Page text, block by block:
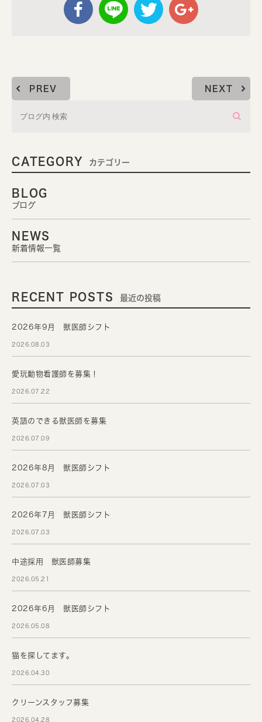
PREV NEXT
CATEGORY カテゴリー
BLOG
ブログ
NEWS
新着情報一覧
RECENT POSTS 最近の投稿
2026年9月 獣医師シフト
2026.08.03
愛玩動物看護師を募集！
2026.07.22
英語のできる獣医師を募集
2026.07.09
2026年8月 獣医師シフト
2026.07.03
2026年7月 獣医師シフト
2026.07.03
中途採用 獣医師募集
2026.05.21
2026年6月 獣医師シフト
2026.05.08
猫を探してます。
2026.04.30
クリーンスタッフ募集
2026.04.28